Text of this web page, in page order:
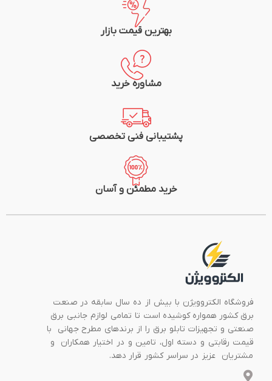
بهترین قیمت بازار
مشاوره خرید
پشتیبانی فنی تخصصی
خرید مطمئن و آسان
فروشگاه الکتروویژن با بیش از ده سال سابقه در صنعت
برق کشور همواره کوشیده است تا تمامی لوازم جانبی برق
صنعتی و تجهیزات تابلو برق را از برندهای مطرح جهانی با
قیمت رقابتی و دسته اول، تامین و در اختیار همکاران و
مشتریان عزیز در سراسر کشور قرار دهد.